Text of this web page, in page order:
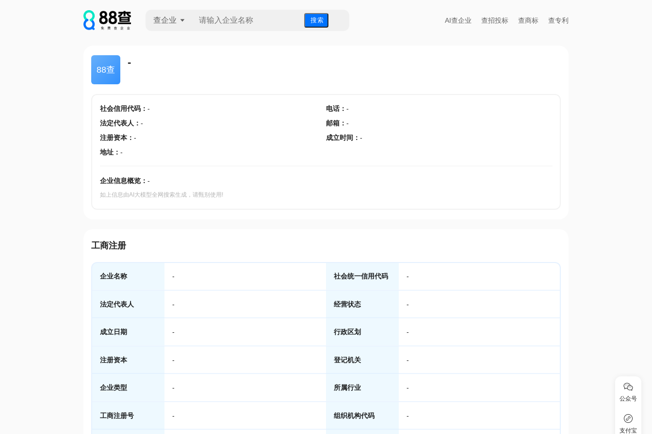
查企业 搜 索 AI查企业 查招投标 查商标 查专利
88查
-
社会信用代码： - 电话： -
法定代表人 ： - 邮箱 ： -
注册资本： - 成立时间 ： -
地址： -
企业信息概览： -
如上信息由AI大模型全网搜索生成，请甄别使用!
工商注册
企业名称 - 社会统一信用代码 -
法定代表人 - 经营状态 -
成立日期 - 行政区划 -
注册资本 - 登记机关 -
企业类型 - 所属行业 -
工商注册号 - 组织机构代码 -
公众号
支付宝